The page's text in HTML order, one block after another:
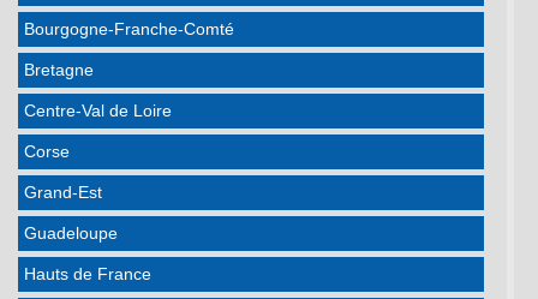
Bourgogne-Franche-Comté
Bretagne
Centre-Val de Loire
Corse
Grand-Est
Guadeloupe
Hauts de France